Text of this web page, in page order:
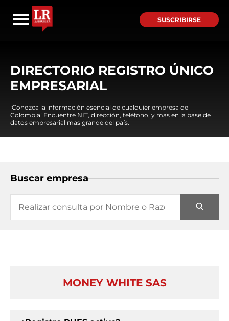
SUSCRIBIRSE
DIRECTORIO REGISTRO ÚNICO
EMPRESARIAL
¡Conozca la información esencial de cualquier empresa de
Colombia! Encuentre NIT, dirección, teléfono, y mas en la base de
datos empresarial mas grande del país.
Buscar empresa
MONEY WHITE SAS